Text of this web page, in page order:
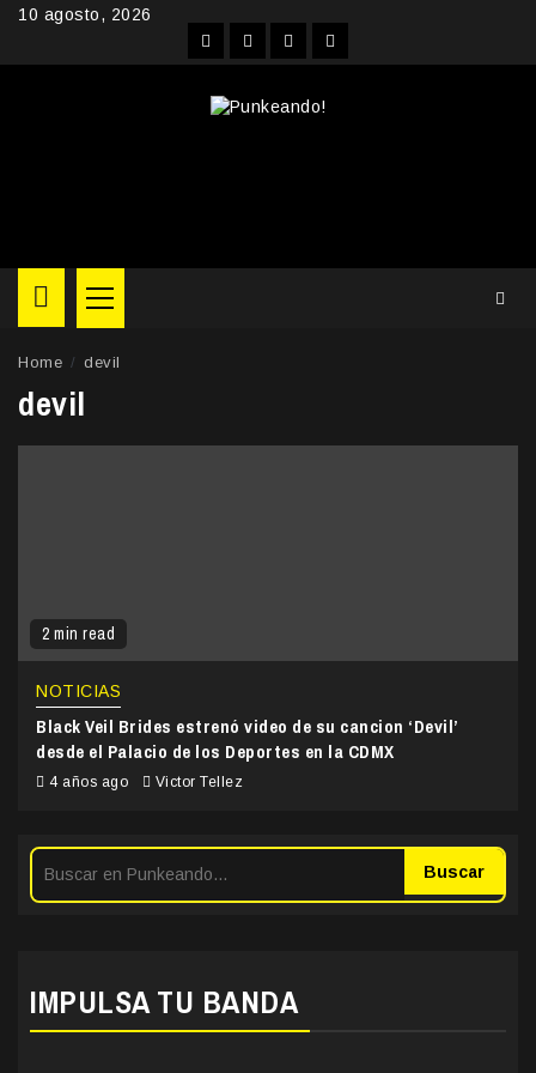
Skip10 agosto, 2026
FacebookInstagram
YouTubeTwitter
Primary
Menu
Home devil
devil
2 min read
NOTICIAS
Black Veil Brides estrenó video de su cancion ‘Devil’
desde el Palacio de los Deportes en la CDMX
4 años ago Victor Tellez
Buscar
IMPULSA TU BANDA